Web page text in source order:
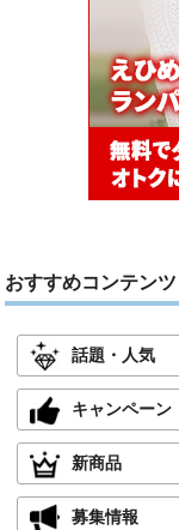
おすすめコンテンツ
話題・人気
キャンペーン
新商品
募集情報